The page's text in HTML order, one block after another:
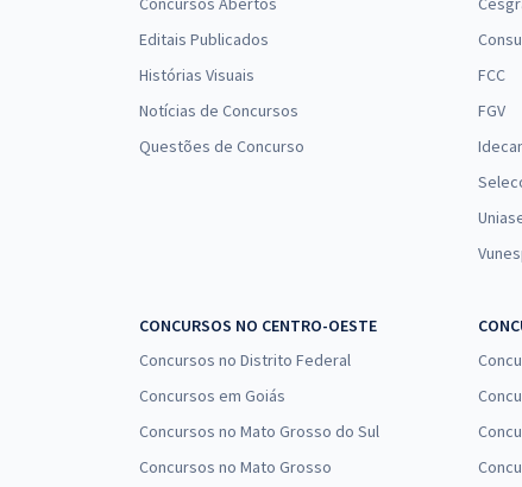
Editais Publicados
Histórias Visuais
Notícias de Concursos
Questões de Concurso
FCC
FGV
CONCURSOS NO CENTRO-OESTE
Concursos no Distrito Federal
Concursos em Goiás
Concursos no Mato Grosso do Sul
Concursos no Mato Grosso